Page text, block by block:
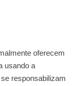
oferecem
usando a
responsabilizam